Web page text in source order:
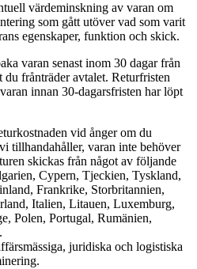
värdeminskning av varan om
som gått utöver vad som varit
egenskaper, funktion och skick.
varan senast inom 30 dagar från
du frånträder avtalet. Returfristen
innan 30-dagarsfristen har löpt
vid ånger om du
tillhandahåller, varan inte behöver
skickas från något av följande
Cypern, Tjeckien, Tyskland,
Frankrike, Storbritannien,
Italien, Litauen, Luxemburg,
Polen, Portugal, Rumänien,
juridiska och logistiska